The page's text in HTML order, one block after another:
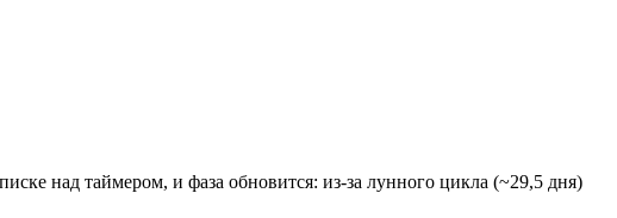
над таймером, и фаза обновится: из-за лунного цикла (~29,5 дня)